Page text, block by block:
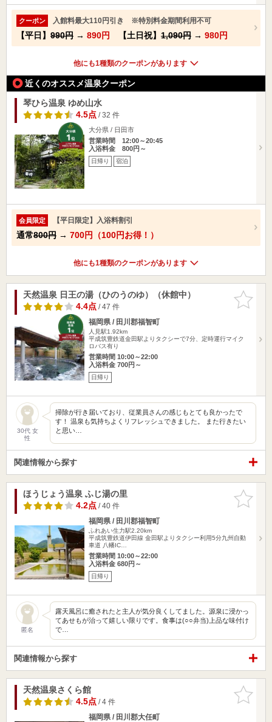
クーポン 入館料最大110円引き ※特別料金期間利用不可
【平日】 990円 → 890円 【土日祝】 1,090円 → 980円
他にも1種類のクーポンがあります
近くのオススメ温泉クーポン
琴ひら温泉 ゆめ山水
4.5点/ 32 件
大分県 / 日田市
営業時間 12:00～20:45
入浴料金 800円～
日帰り 宿泊
会員限定 【平日限定】入浴料割引
通常800円 → 700円（100円お得！）
他にも1種類のクーポンがあります
お気に入
りに追加
天然温泉 日王の湯（ひのうのゆ）（休館中）
4.4点/ 47 件
福岡県 / 田川郡福智町
人見駅1.92km
平成筑豊鉄道金田駅よりタクシーで7分、定時運行マイク
ロバス有り
営業時間 10:00～22:00
入浴料金 700円～
日帰り
30代 女
性
掃除が行き届いており、従業員さんの感じもとても良かったで
す！ 温泉も気持ちよくリフレッシュできました。 また行きたい
と思い…
関連情報から探す
お気に入
りに追加
ほうじょう温泉 ふじ湯の里
4.2点/ 40 件
福岡県 / 田川郡福智町
ふれあい生力駅2.20km
平成筑豊鉄道伊田線 金田駅よりタクシー利用5分九州自動
車道 八幡IC…
営業時間 10:00～22:00
入浴料金 680円～
日帰り
匿名
露天風呂に癒されたと主人が気分良くしてました。源泉に浸かっ
てあせもが治って嬉しい限りです。食事は(○○弁当)上品な味付け
で…
関連情報から探す
お気に入
りに追加
天然温泉さくら館
4.5点/ 4 件
福岡県 / 田川郡大任町